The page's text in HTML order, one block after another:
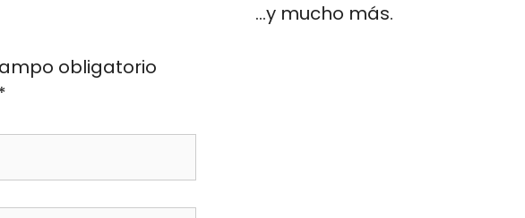
…y mucho más.
obligatorio